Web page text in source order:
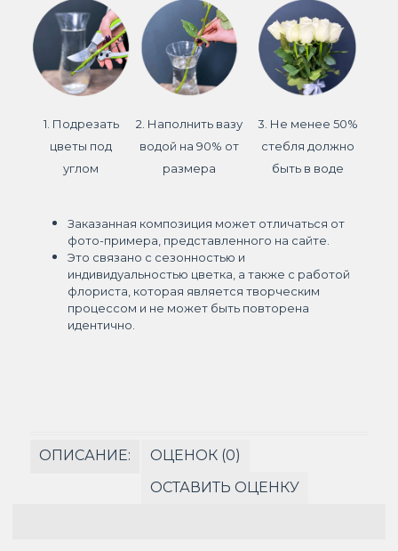
1. Подрезать
цветы под
углом
2. Наполнить вазу
водой на 90% от
размера
3. Не менее 50%
стебля должно
быть в воде
Заказанная композиция может отличаться от
фото-примера, представленного на сайте.
Это связано с сезонностью и
индивидуальностью цветка, а также с работой
флориста, которая является творческим
процессом и не может быть повторена
идентично.
ОПИСАНИЕ:
ОЦЕНОК (0)
ОСТАВИТЬ ОЦЕНКУ